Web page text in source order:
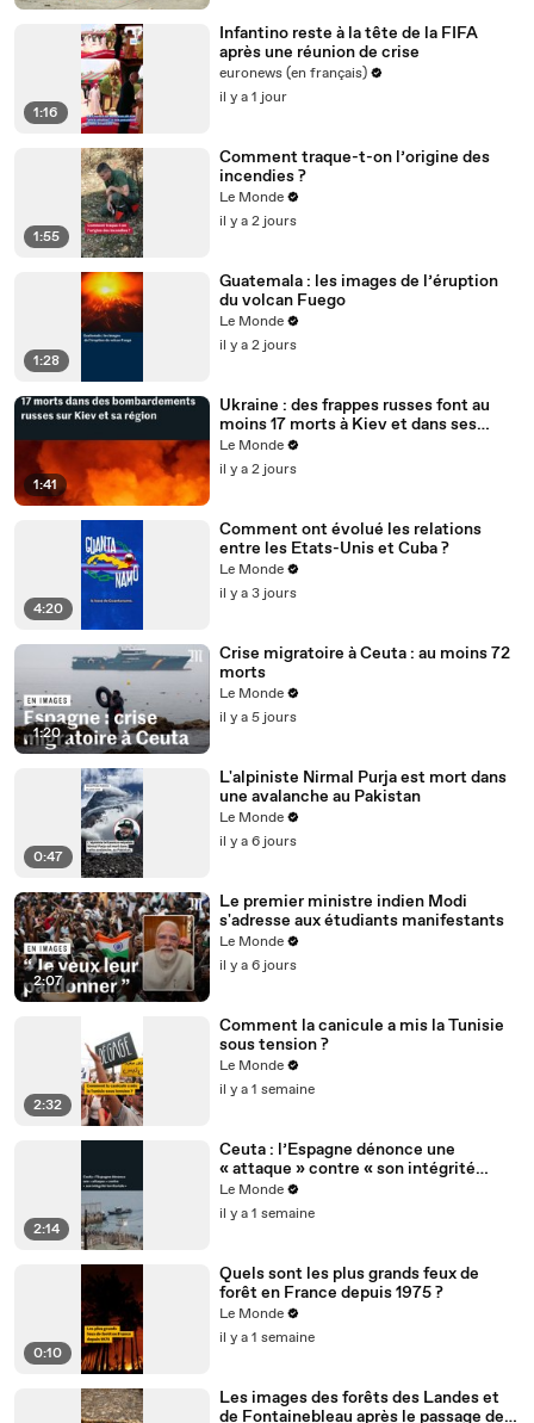
1:16
Infantino reste à la tête de la FIFA
après une réunion de crise
euronews (en français)
il y a 1 jour
1:55
Comment traque-t-on l’origine des
incendies ?
Le Monde
il y a 2 jours
1:28
Guatemala : les images de l’éruption
du volcan Fuego
Le Monde
il y a 2 jours
1:41
Ukraine : des frappes russes font au
moins 17 morts à Kiev et dans ses
environs, des entrepôts touchés
Le Monde
il y a 2 jours
4:20
Comment ont évolué les relations
entre les Etats-Unis et Cuba ?
Le Monde
il y a 3 jours
1:20
Crise migratoire à Ceuta : au moins 72
morts
Le Monde
il y a 5 jours
0:47
L'alpiniste Nirmal Purja est mort dans
une avalanche au Pakistan
Le Monde
il y a 6 jours
2:07
Le premier ministre indien Modi
s'adresse aux étudiants manifestants
Le Monde
il y a 6 jours
2:32
Comment la canicule a mis la Tunisie
sous tension ?
Le Monde
il y a 1 semaine
2:14
Ceuta : l’Espagne dénonce une
« attaque » contre « son intégrité
territoriale »
Le Monde
il y a 1 semaine
0:10
Quels sont les plus grands feux de
forêt en France depuis 1975 ?
Le Monde
il y a 1 semaine
Les images des forêts des Landes et
de Fontainebleau après le passage des